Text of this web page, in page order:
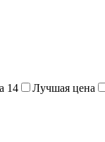
14 Лучшая цена